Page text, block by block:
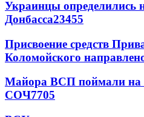
Украинцы определились
Донбасса23455
Присвоение средств
Коломойского
Майора ВСП поймали
СОЧ7705